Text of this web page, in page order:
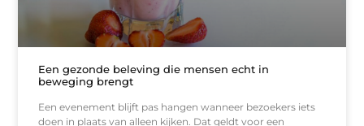
Een gezonde beleving die mensen echt in
beweging brengt
Een evenement blijft pas hangen wanneer bezoekers iets
doen in plaats van alleen kijken. Dat geldt voor een